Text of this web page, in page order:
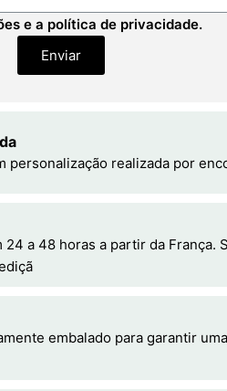
e a política de privacidade.
Enviar
personalização realizada por
24 a 48 horas a partir da França.
embalado para garantir